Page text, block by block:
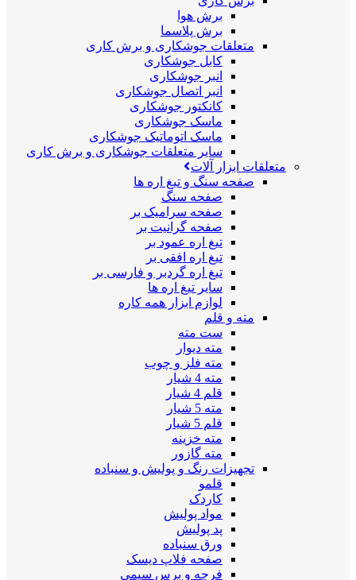
برش هوا
برش پلاسما
متعلقات جوشکاری و برش کاری
کابل جوشکاری
انبر جوشکاری
انبر اتصال جوشکاری
کانکتور جوشکاری
ماسک جوشکاری
ماسک اتوماتیک جوشکاری
سایر متعلقات جوشکاری و برش کاری
متعلقات ابزار آلات
صفحه سنگ و تیغ اره ها
صفحه سنگ
صفحه سرامیک بر
صفحه گرانیت بر
تیغ اره عمود بر
تیغ اره افقی بر
تیغ اره گردبر و فارسی بر
سایر تیغ اره ها
لوازم ابزار همه کاره
مته و قلم
ست مته
مته دیوار
مته فلز و چوب
مته 4 شیار
قلم 4 شیار
مته 5 شیار
قلم 5 شیار
مته خزینه
مته گازور
تجهیزات رنگ و پولیش و سنباده
قلمو
کاردک
مواد پولیش
پد پولیش
ورق سنباده
صفحه فلاپ دیسک
فرچه و برس سیمی